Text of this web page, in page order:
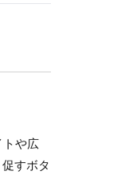
や広
すボタ